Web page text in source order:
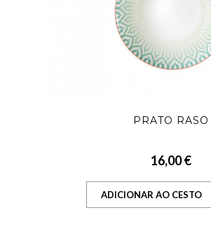
PRATO RASO
16,00 €
ADICIONAR AO CESTO